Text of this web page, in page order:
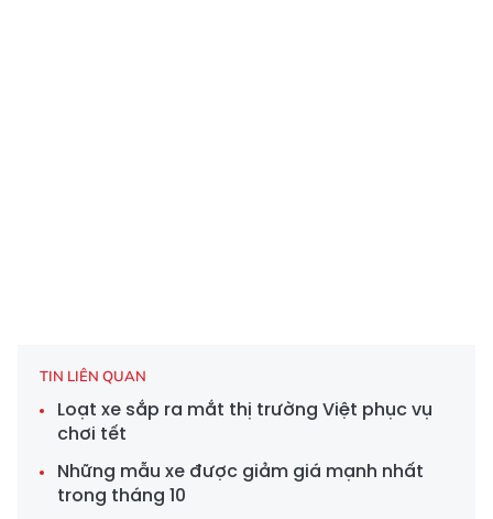
TIN LIÊN QUAN
Loạt xe sắp ra mắt thị trường Việt phục vụ
chơi tết
Những mẫu xe được giảm giá mạnh nhất
trong tháng 10